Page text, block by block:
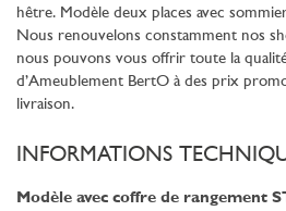
hêtre. Modèle deux places avec
Nous renouvelons constamment nos
nous pouvons vous offrir toute la
d’Ameublement BertO à des prix
livraison.
INFORMATIONS
Modèle avec coffre de rangement